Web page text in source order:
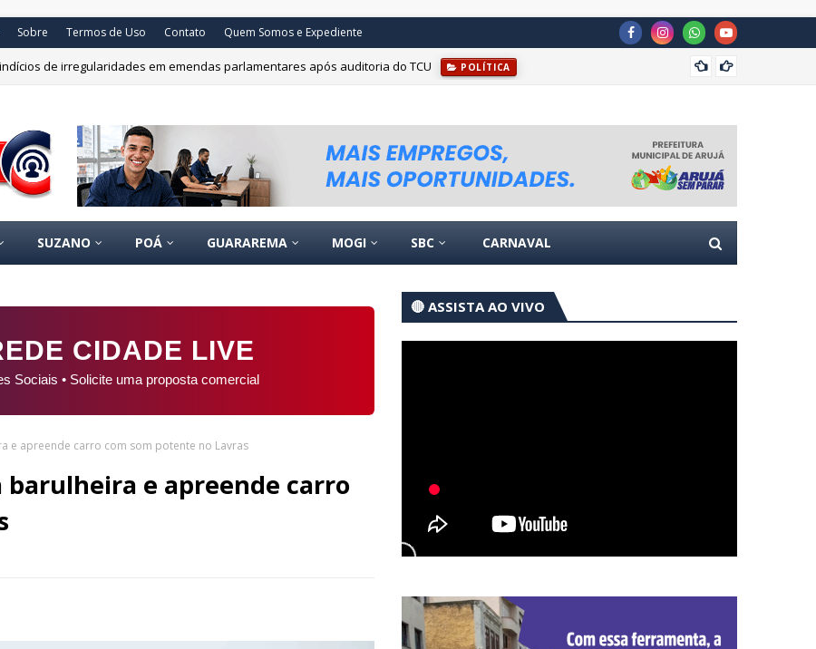
Sobre Termos de Uso Contato Quem Somos e Expediente
de irregularidades em emendas parlamentares após auditoria do TCU POLÍTICA
SUZANO POÁ GUARAREMA MOGI SBC CARNAVAL
CIDADE LIVE
Sociais • Solicite uma proposta comercial
e apreende carro com som potente no Lavras
barulheira e apreende carro
🔴 ASSISTA AO VIVO